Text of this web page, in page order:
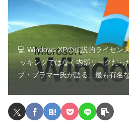
💻 Windows XPの伝説的ライセン
ッキングではなく内部リークだっ
ブ・プラマー氏が語る、最も有名